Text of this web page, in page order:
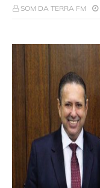
SOM DA TERRA FM